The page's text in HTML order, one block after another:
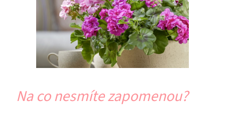
Na co nesmíte zapomenou?